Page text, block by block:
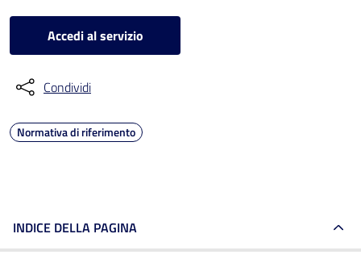
Accedi al servizio
Condividi
Normativa di riferimento
INDICE DELLA PAGINA